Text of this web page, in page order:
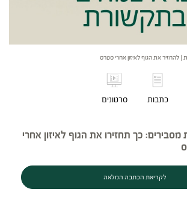
| להחזיר את הגוף לאיזון אחרי סטרס
כתבות סרטונים
מסבירים: כך תחזירו את הגוף לאיזון אחרי
לקריאת הכתבה המלאה